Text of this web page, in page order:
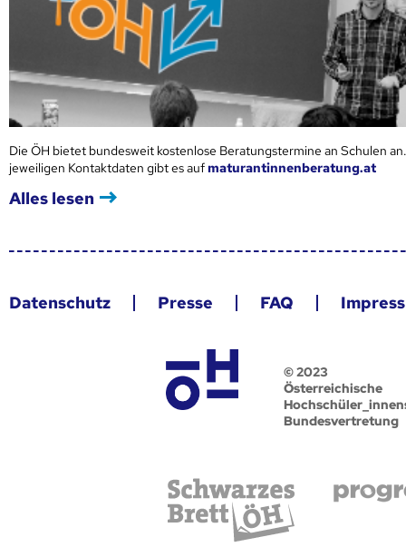
Die ÖH bietet bundesweit kostenlose Beratungstermine an Schulen
jeweiligen Kontaktdaten gibt es aufmaturantinnenberatung.at
Alles lesen
Datenschutz Presse FAQ
© 2023
Österreichische
Bundesvertretung